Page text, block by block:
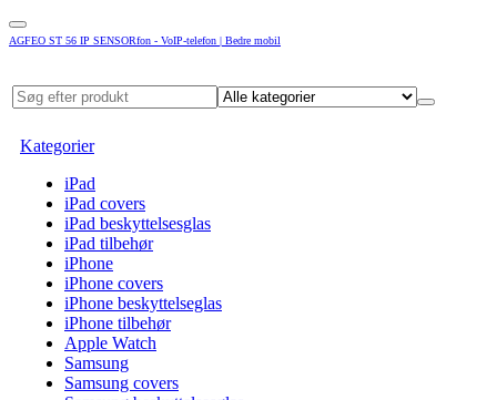
AGFEO ST 56 IP SENSORfon - VoIP-telefon | Bedre mobil
Kategorier
iPad
iPad covers
iPad beskyttelsesglas
iPad tilbehør
iPhone
iPhone covers
iPhone beskyttelseglas
iPhone tilbehør
Apple Watch
Samsung
Samsung covers